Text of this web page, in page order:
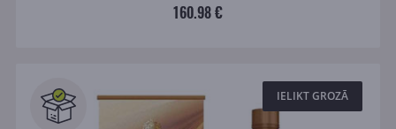
160.98 €
IELIKT GROZĀ